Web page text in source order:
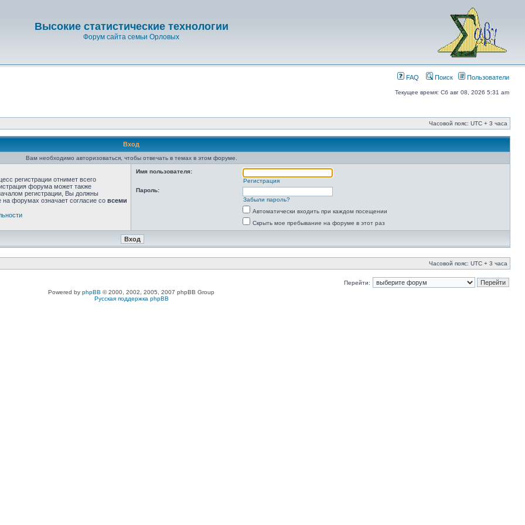
Высокие статистические технологии
Форум сайта семьи Орловых
FAQ Поиск Пользователи
Текущее время: Сб авг 08, 2026 5:31 am
Часовой пояс: UTC + 3 часа
Вход
Вам необходимо авторизоваться, чтобы отвечать в темах в этом форуме.
регистрации отнимет всего
форума может также
регистрации, Вы должны
форумах означает согласие со всеми
Имя пользователя:
Регистрация
Пароль:
Забыли пароль?
Автоматически входить при каждом посещении
Скрыть мое пребывание на форуме в этот раз
Часовой пояс: UTC + 3 часа
Перейти:
Powered by phpBB © 2000, 2002, 2005, 2007 phpBB Group
Русская поддержка phpBB